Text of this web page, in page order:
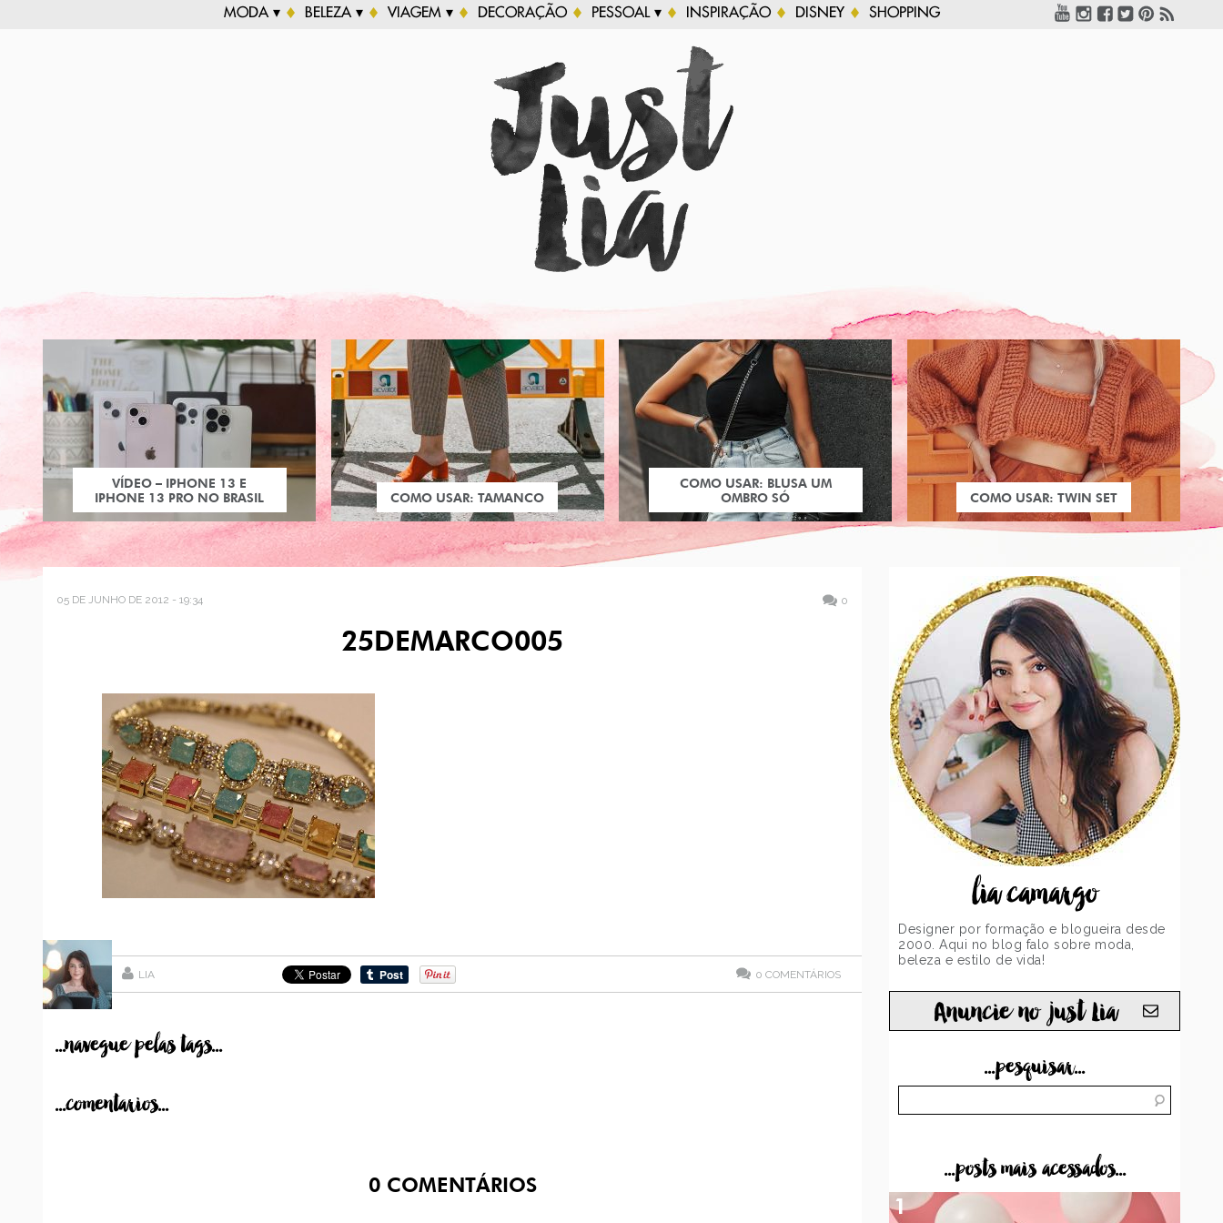
MODA ▾ BELEZA ▾ VIAGEM ▾ DECORAÇÃO PESSOAL ▾ INSPIRAÇÃO DISNEY SHOPPING
VÍDEO – IPHONE 13 E
IPHONE 13 PRO NO BRASIL
COMO USAR: TAMANCO
COMO USAR: BLUSA UM
OMBRO SÓ
COMO USAR: TWIN SET
05 DE JUNHO DE 2012 - 19:34 0
25DEMARCO005
LIA 0 COMENTÁRIOS
...navegue pelas tags...
...comentarios...
0COMENTÁRIOS
lia camargo
Designer por formação e blogueira desde
2000. Aqui no blog falo sobre moda,
beleza e estilo de vida!
Anuncie no just Lia
...pesquisar...
...posts mais acessados...
1